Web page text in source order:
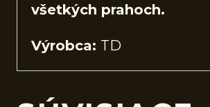
všetkých prahoch.
Výrobca: TD